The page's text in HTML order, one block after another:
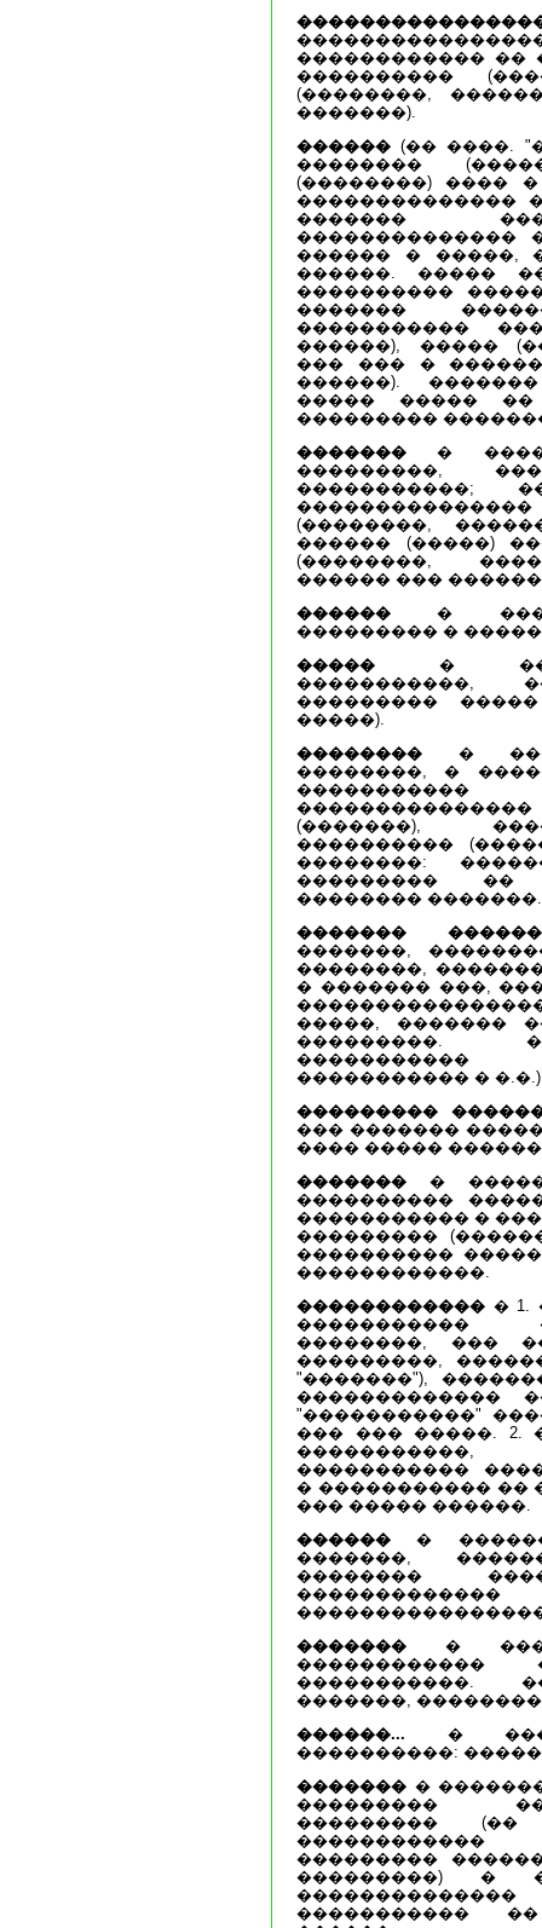
������������ ��
����������
(��������,
�������).
������ (�� ����.
��������
(��������) ����
��������������
�������
��������������
������ � �����,
������. �����
����������
�������
�����������
������), �����
��� ��� �
������).
����� ����� ��
���������
������� �
���������,
�����������;
(��������,
������ (�����)
(��������,
������ ���
������ �
��������� �
����� �
�����������,
���������
�����).
�������� �
��������, �
(�������),
����������
��������:
��������� ��
�������� �������.
�������
�������,
��������,
� ������� ���,
�����, �������
���������.
�����������
����������� �
���������
��� �������
���� �����
������� �
����������
����������� �
���������
����������
������������.
������������ �
�����������
��������, ���
���������,
"�������"),
�������������
"�����������"
��� ��� �����. 2.
�����������
� ����������� ��
��� ����� ������.
������ �
�������,
��������
������� �
�����������.
�������,
������... �
����������:
������� �
���������
��������� (��
���������
���������) �
�����������